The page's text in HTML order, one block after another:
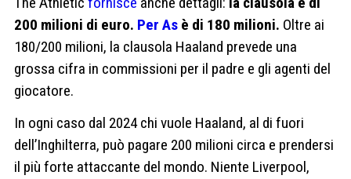
200 milioni di euro. Per As è di 180 milioni. Oltre ai
180/200 milioni, la clausola Haaland prevede una
grossa cifra in commissioni per il padre e gli agenti del
giocatore.
In ogni caso dal 2024 chi vuole Haaland, al di fuori
dell’Inghilterra, può pagare 200 milioni circa e prendersi
il più forte attaccante del mondo. Niente Liverpool,